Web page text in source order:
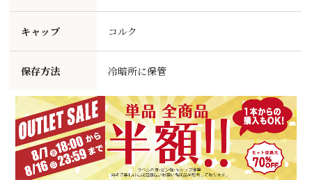
キャップ コルク
保存方法 冷暗所に保管